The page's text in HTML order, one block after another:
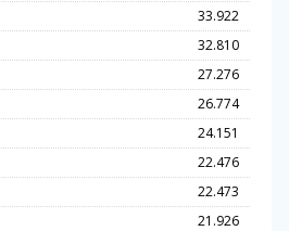
33.922
32.810
27.276
26.774
24.151
22.476
22.473
21.926